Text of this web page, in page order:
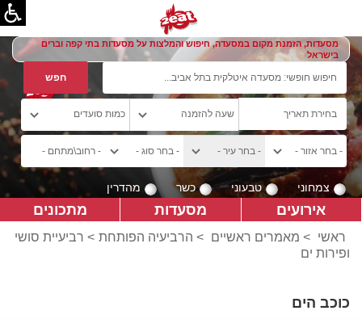
מסעדות, הזמנת מקום במסעדה, חיפוש והמלצות על מסעדות בתי קפה וברים
בישראל
צמחוני טבעוני כשר מהדרין
אירועים מסעדות מתכונים
ראשי > מאמרים ראשיים > הרביעיה הפותחת > רביעיית סושי
ופירות ים
כוכב הים